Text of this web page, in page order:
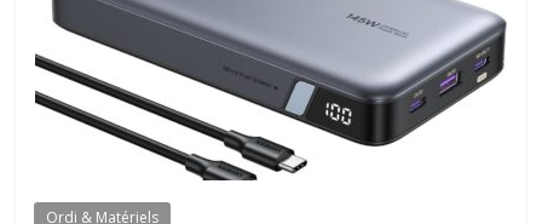
Ordi & Matériels